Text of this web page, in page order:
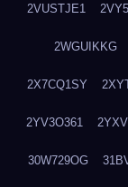
2VUSTJE1
2WGUIKKG
2X7CQ1SY
2YV3O361
30W729OG